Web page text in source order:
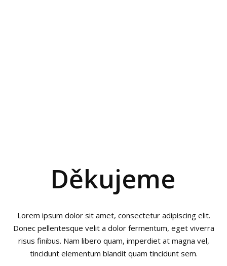
Děkujeme
Lorem ipsum dolor sit amet, consectetur adipiscing elit.
Donec pellentesque velit a dolor fermentum, eget viverra
risus finibus. Nam libero quam, imperdiet at magna vel,
tincidunt elementum blandit quam tincidunt sem.